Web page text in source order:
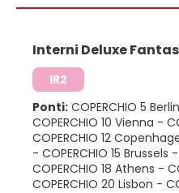
Interni Deluxe
IR2
Ponti: COPERCHIO 5 Berlin
COPERCHIO 10 Vienna -
COPERCHIO 12
- COPERCHIO 15 Brussels -
COPERCHIO 18 Athens -
COPERCHIO 20 Lisbon -